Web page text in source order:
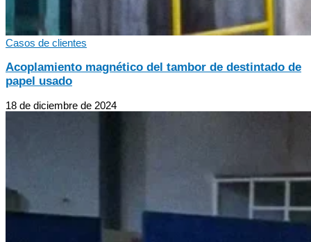
Casos de clientes
Acoplamiento magnético del tambor de destintado de
papel usado
18 de diciembre de 2024